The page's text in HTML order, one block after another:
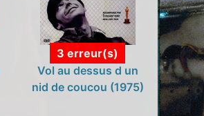
3 erreur(s)
Vol au dessus d un
nid de coucou (1975)